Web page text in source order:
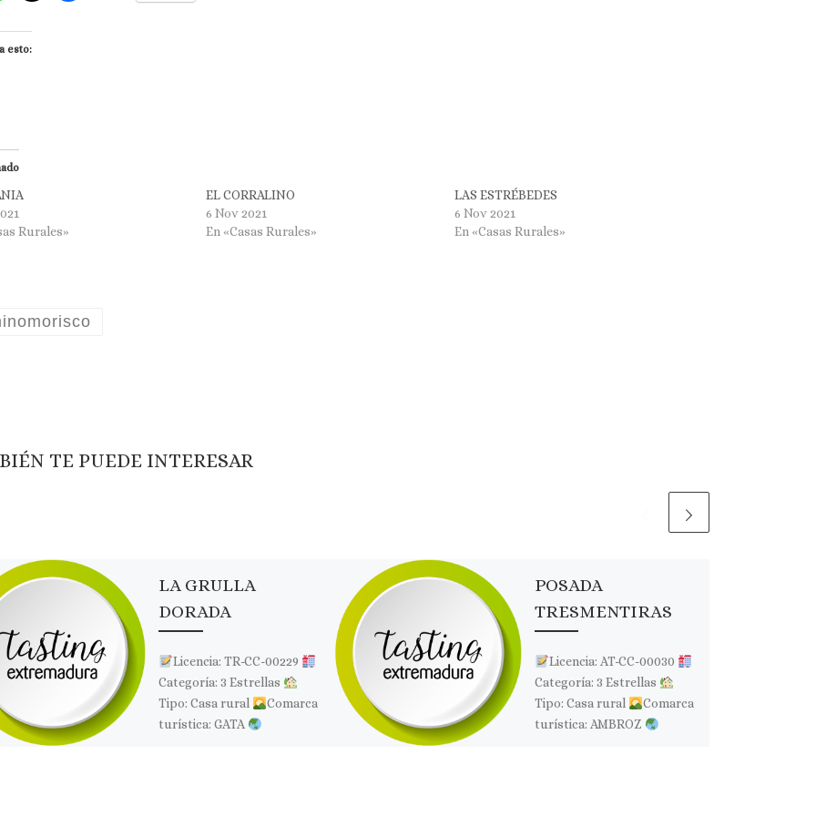
esto:
Rurales»
EL CORRALINO
6 Nov 2021
En «Casas Rurales»
LAS ESTRÉBEDES
6 Nov 2021
En «Casas Rurales»
TE PUEDE INTERESAR
LA GRULLA
DORADA
Licencia: TR-CC-00229
Categoría: 3 Estrellas
Tipo: Casa rural
Comarca
turística: GATA
POSADA
TRESMENTIRAS
Licencia: AT-CC-00030
Categoría: 3 Estrellas
Tipo: Casa rural
Comarca
turística: AMBROZ